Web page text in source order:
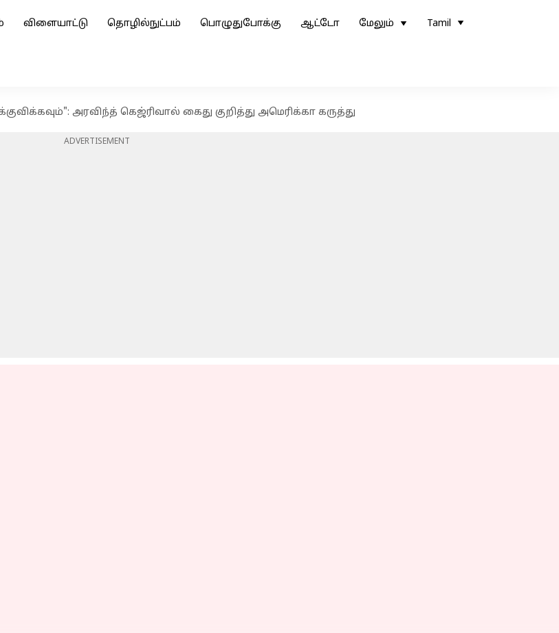
விளையாட்டு தொழில்நுட்பம் பொழுதுபோக்கு ஆட்டோ மேலும் Tamil
அரவிந்த் கெஜ்ரிவால் கைது குறித்து அமெரிக்கா கருத்து
ADVERTISEMENT